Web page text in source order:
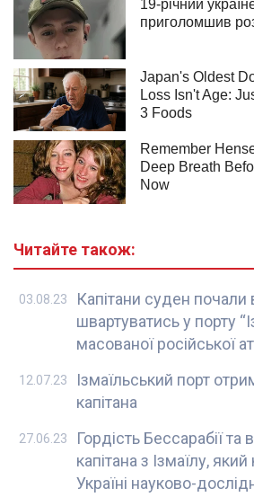
Читайте також:
Капітани суден почали
швартуватись у порту
масованої російської
03.08.23
Ізмаїльський порт
капітана
12.07.23
Гордість Бессарабії та
капітана з Ізмаїлу,
Україні науково-
27.06.23